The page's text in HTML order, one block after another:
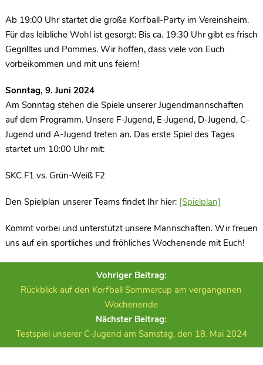
Ab 19:00 Uhr startet die große Korfball-Party im Vereinsheim.
Für das leibliche Wohl ist gesorgt: Bis ca. 19:30 Uhr gibt es frisch
Gegrilltes und Pommes. Wir hoffen, dass viele von Euch
vorbeikommen und mit uns feiern!
Sonntag, 9. Juni 2024
Am Sonntag stehen die Spiele unserer Jugendmannschaften
auf dem Programm. Unsere F-Jugend, E-Jugend, D-Jugend, C-
Jugend und A-Jugend treten an. Das erste Spiel des Tages
startet um 10:00 Uhr mit:
SKC F1 vs. Grün-Weiß F2
Den Spielplan unserer Teams findet Ihr hier: [Spielplan]
Kommt vorbei und unterstützt unsere Mannschaften. Wir freuen
uns auf ein sportliches und fröhliches Wochenende mit Euch!
Vohriger Beitrag:
Rückblick auf den Korfball Sommercup am vergangenen
Wochenende
Nächster Beitrag:
Testspiel unserer C-Jugend am Samstag, den 18. Mai 2024